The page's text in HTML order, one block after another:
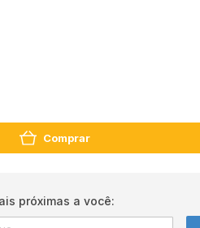
Comprar
próximas a você: